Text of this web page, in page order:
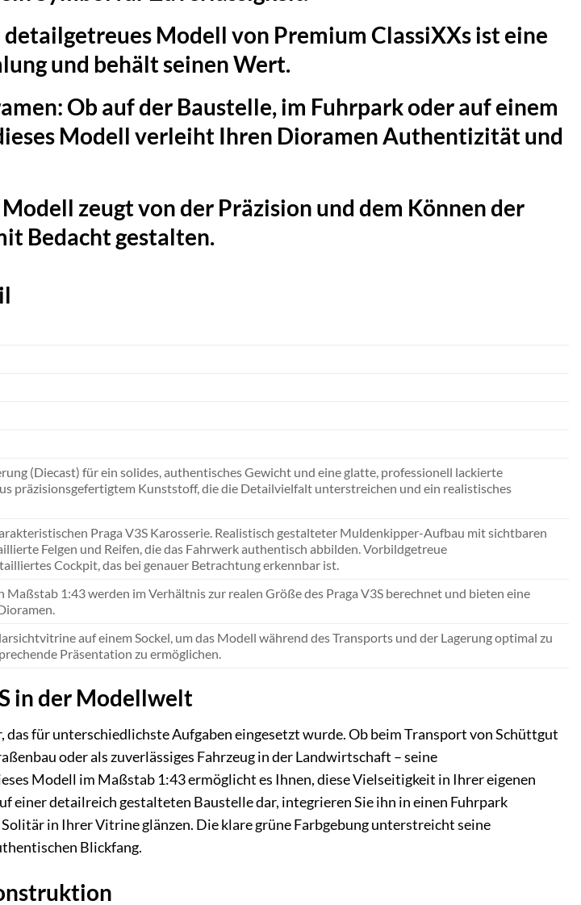
detailgetreues Modell von Premium ClassiXXs ist eine
und behält seinen Wert.
Ob auf der Baustelle, im Fuhrpark oder auf einem
Modell verleiht Ihren Dioramen Authentizität und
Modell zeugt von der Präzision und dem Können der
Bedacht gestalten.
(Diecast) für ein solides, authentisches Gewicht und eine glatte, professionell lackierte
präzisionsgefertigtem Kunststoff, die die Detailvielfalt unterstreichen und ein realistisches
Praga V3S Karosserie. Realistisch gestalteter Muldenkipper-Aufbau mit sichtbaren
Felgen und Reifen, die das Fahrwerk authentisch abbilden. Vorbildgetreue
Cockpit, das bei genauer Betrachtung erkennbar ist.
Maßstab 1:43 werden im Verhältnis zur realen Größe des Praga V3S berechnet und bieten eine
auf einem Sockel, um das Modell während des Transports und der Lagerung optimal zu
Präsentation zu ermöglichen.
in der Modellwelt
für unterschiedlichste Aufgaben eingesetzt wurde. Ob beim Transport von Schüttgut
oder als zuverlässiges Fahrzeug in der Landwirtschaft – seine
Modell im Maßstab 1:43 ermöglicht es Ihnen, diese Vielseitigkeit in Ihrer eigenen
einer detailreich gestalteten Baustelle dar, integrieren Sie ihn in einen Fuhrpark
in Ihrer Vitrine glänzen. Die klare grüne Farbgebung unterstreicht seine
Blickfang.